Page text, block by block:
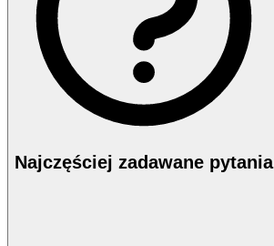
Najczęściej zadawane pytania